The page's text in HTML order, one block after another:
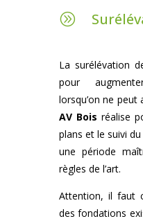
A
La surélévation
pour
lorsqu’on ne peut
AV Bois réalise
plans et le suivi
une période
règles de l’art.
Attention, il faut
des fondations